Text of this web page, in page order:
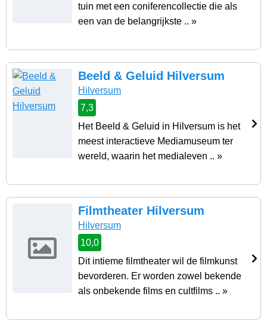
tuin met een coniferencollectie die als
een van de belangrijkste .. »
Beeld & Geluid Hilversum
Hilversum
7,3
Het Beeld & Geluid in Hilversum is het
meest interactieve Mediamuseum ter
wereld, waarin het medialeven .. »
Filmtheater Hilversum
Hilversum
10,0
Dit intieme filmtheater wil de filmkunst
bevorderen. Er worden zowel bekende
als onbekende films en cultfilms .. »